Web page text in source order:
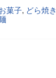
菓子, どら焼き